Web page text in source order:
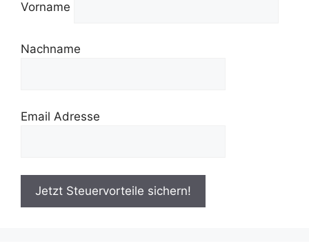
Vorname
Nachname
Email Adresse